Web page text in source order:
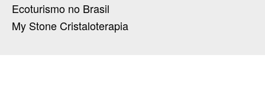
Ecoturismo no Brasil
My Stone Cristaloterapia